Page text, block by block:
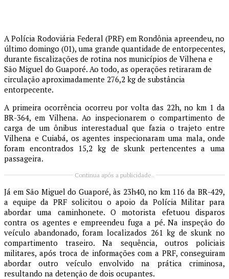
A Polícia Rodoviária Federal (PRF) em Rondônia apreendeu, no
último domingo (01), uma grande quantidade de entorpecentes,
durante fiscalizações de rotina nos municípios de Vilhena e
São Miguel do Guaporé. Ao todo, as operações retiraram de
circulação aproximadamente 276,2 kg de substância
entorpecente.
A primeira ocorrência ocorreu por volta das 22h, no km 1 da
BR-364, em Vilhena. Ao inspecionarem o compartimento de
carga de um ônibus interestadual que fazia o trajeto entre
Vilhena e Cuiabá, os agentes inspecionaram uma mala, onde
foram encontrados 15,2 kg de skunk pertencentes a uma
passageira.
Continua após a publicidade..
Já em São Miguel do Guaporé, às 23h40, no km 116 da BR-429,
a equipe da PRF solicitou o apoio da Polícia Militar para
abordar uma caminhonete. O motorista efetuou disparos
contra os agentes e empreendeu fuga a pé. Na inspeção do
veículo abandonado, foram localizados 261 kg de skunk no
compartimento traseiro. Na sequência, outros policiais
militares, após troca de informações com a PRF, conseguiram
abordar outro veículo envolvido na prática criminosa,
resultando na detenção de dois ocupantes.